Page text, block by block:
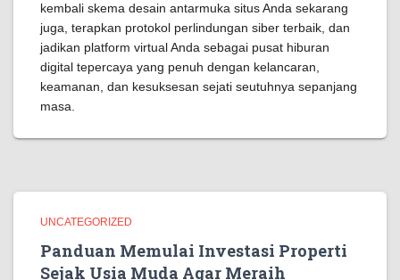
kembali skema desain antarmuka situs Anda sekarang
juga, terapkan protokol perlindungan siber terbaik, dan
jadikan platform virtual Anda sebagai pusat hiburan
digital tepercaya yang penuh dengan kelancaran,
keamanan, dan kesuksesan sejati seutuhnya sepanjang
masa.
UNCATEGORIZED
Panduan Memulai Investasi Properti
Sejak Usia Muda Agar Meraih